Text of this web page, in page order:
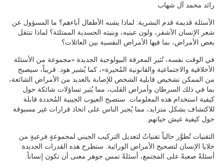
رائد محمد آل شهاب
الأسئلة قديمة قدم البشرية: لماذا يشبه الأطفال آباءهم؟ ما المسؤول عن
شعر الإنسان الأشقر، ولون عينيه، وبنيته الجسدية الممتلئة؟ لماذا تنتقل
بعض الأمراض، بما فيها الأمراض النفسية بين العائلات؟
في الوقت نفسه، تُثير المعرفة البيولوجية الجديدة «مجموعة من الأسئلة
الأخلاقية والاجتماعية والقانونية المُحيرة»، كما يُشير هود. قريباً، سيصبح
من الممكن تشخيص قابلية الشخص للإصابة بالعديد من الأمراض الشائعة،
بما في ذلك السرطان وأمراض القلب، مما يُثير تساؤلات شائكة حول
كيفية استخدام هذه المعلومات. ستصبح العيوب الجينية المُحددة قابلة
للاكتشاف بشكل متزايد، مما يُجبر الناس على اتخاذ قرارات غير مسبوقة
حول كيفية عيش حياتهم.
التقنيات تُطوَّر حالياً تقنياتٌ لتعديل التركيب الجيني لمجموعةٍ فرعيةٍ من
خلايا الإنسان لتصحيح الأمراض الوراثية. ستطرح هذه القدرات الجديدة
أسئلةً صعبةً على المجتمع، أسئلةً تمس جوهر معنى أن تكون إنساناً.